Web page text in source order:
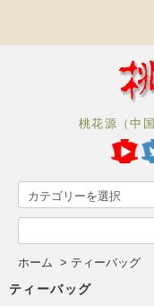
桃花源（中
ホーム > ティーバッグ
ティーバッグ